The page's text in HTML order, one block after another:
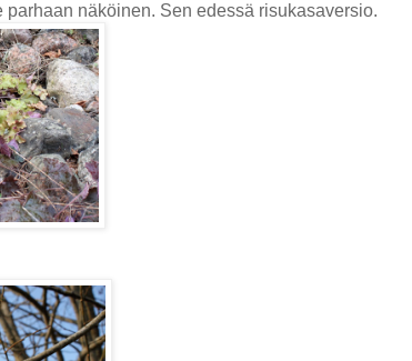
näköinen. Sen edessä risukasaversio.